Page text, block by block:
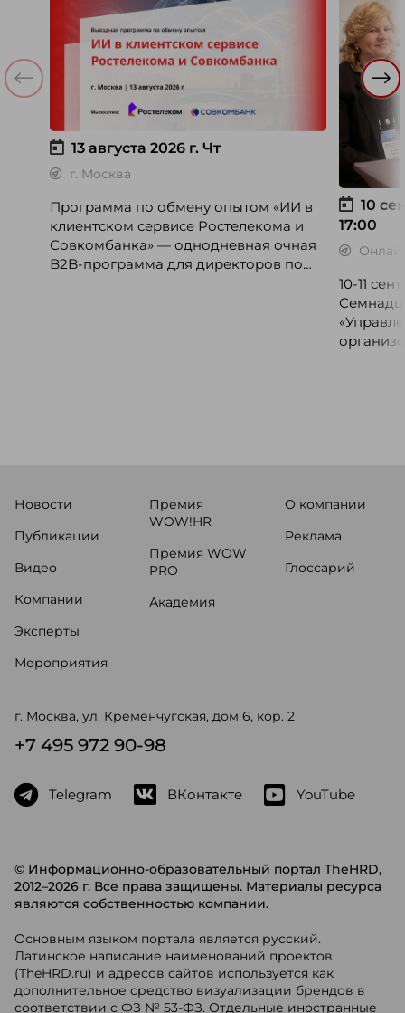
13 августа 2026 г. Чт
г. Москва
Программа по обмену опытом «ИИ в
клиентском сервисе Ростелекома и
Совкомбанка» — однодневная очная
B2B-программа для директоров по
10
17:00
10-11
© Информационно-образовательный портал TheHRD,
2012–2026 г. Все права защищены. Материалы ресурса
являются собственностью компании.
Основным языком портала является русский.
Латинское написание наименований проектов
(TheHRD.ru) и адресов сайтов используется как
дополнительное средство визуализации брендов в
соответствии с ФЗ № 53-ФЗ. Отдельные иностранные
Новости
Публикации
Видео
Компании
Эксперты
Мероприятия
Премия
WOW!HR
Премия WOW
PRO
Академия
О компании
Реклама
Глоссарий
г. Москва, ул. Кременчугская, дом 6, кор. 2
+7 495 972 90-98
Telegram ВКонтакте YouTube